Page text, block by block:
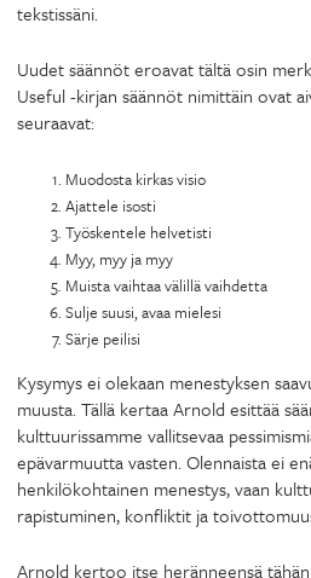
tekstissäni.
Uudet säännöt eroavat tältä osin
Useful -kirjan säännöt nimittäin ovat
seuraavat:
Muodosta kirkas visio
Ajattele isosti
Työskentele helvetisti
Myy, myy ja myy
Muista vaihtaa välillä vaihdetta
Sulje suusi, avaa mielesi
Särje peilisi
Kysymys ei olekaan menestyksen
muusta. Tällä kertaa Arnold esittää
kulttuurissamme vallitsevaa
epävarmuutta vasten. Olennaista ei
henkilökohtainen menestys, vaan
rapistuminen, konfliktit ja
Arnold kertoo itse heränneensä